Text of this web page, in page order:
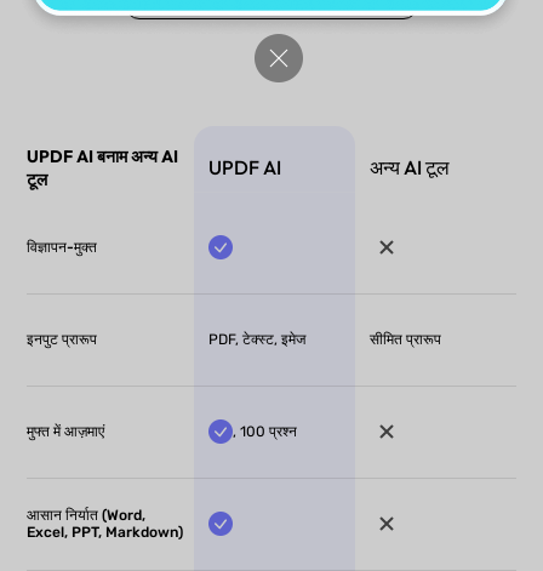
UPDF AI बनाम अन्य AI
टूल
UPDF AI अन्य AI टूल
विज्ञापन-मुक्त
इनपुट प्रारूप PDF, टेक्स्ट, इमेज सीमित प्रारूप
मुफ्त में आज़माएं , 100 प्रश्न
आसान निर्यात (Word,
Excel, PPT, Markdown)